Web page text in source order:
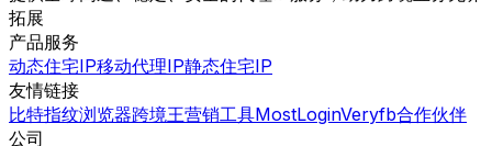
拓展
产品服务
动态住宅IP移动代理IP静态住宅IP
友情链接
比特指纹浏览器跨境王营销工具MostLoginVeryfb合作伙伴
公司